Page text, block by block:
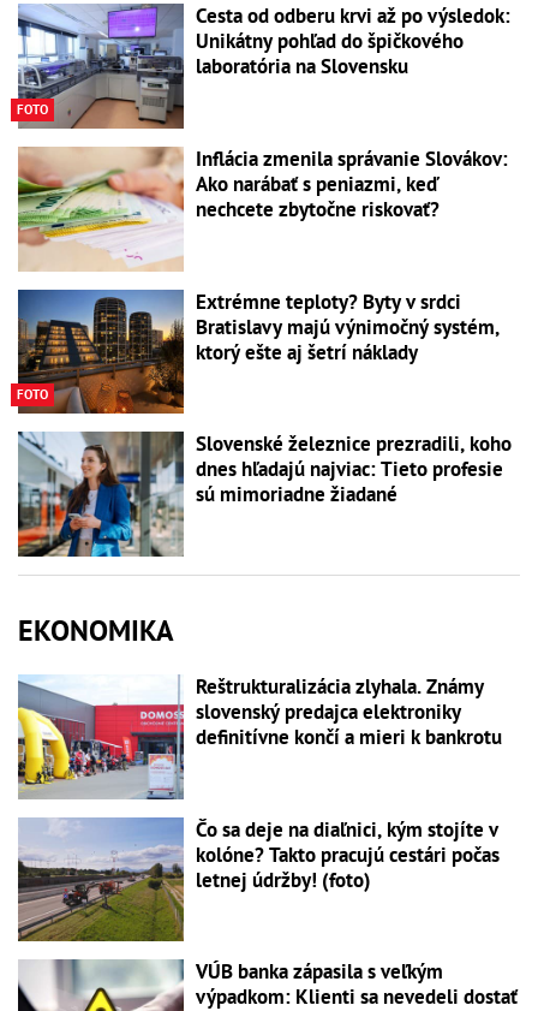
FOTO
Cesta od odberu krvi až po výsledok:
Unikátny pohľad do špičkového
laboratória na Slovensku
Inflácia zmenila správanie Slovákov:
Ako narábať s peniazmi, keď
nechcete zbytočne riskovať?
FOTO
Extrémne teploty? Byty v srdci
Bratislavy majú výnimočný systém,
ktorý ešte aj šetrí náklady
Slovenské železnice prezradili, koho
dnes hľadajú najviac: Tieto profesie
sú mimoriadne žiadané
EKONOMIKA
Reštrukturalizácia zlyhala. Známy
slovenský predajca elektroniky
definitívne končí a mieri k bankrotu
Čo sa deje na diaľnici, kým stojíte v
kolóne? Takto pracujú cestári počas
letnej údržby! (foto)
VÚB banka zápasila s veľkým
výpadkom: Klienti sa nevedeli dostať